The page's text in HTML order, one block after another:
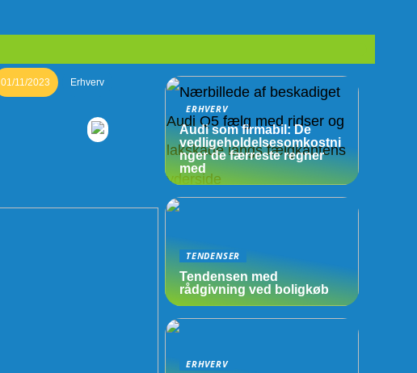
01/11/2023 Erhverv
ERHVERV
Audi som firmabil: De
vedligeholdelsesomkostni
nger de færreste regner
med
TENDENSER
Tendensen med
rådgivning ved boligkøb
ERHVERV